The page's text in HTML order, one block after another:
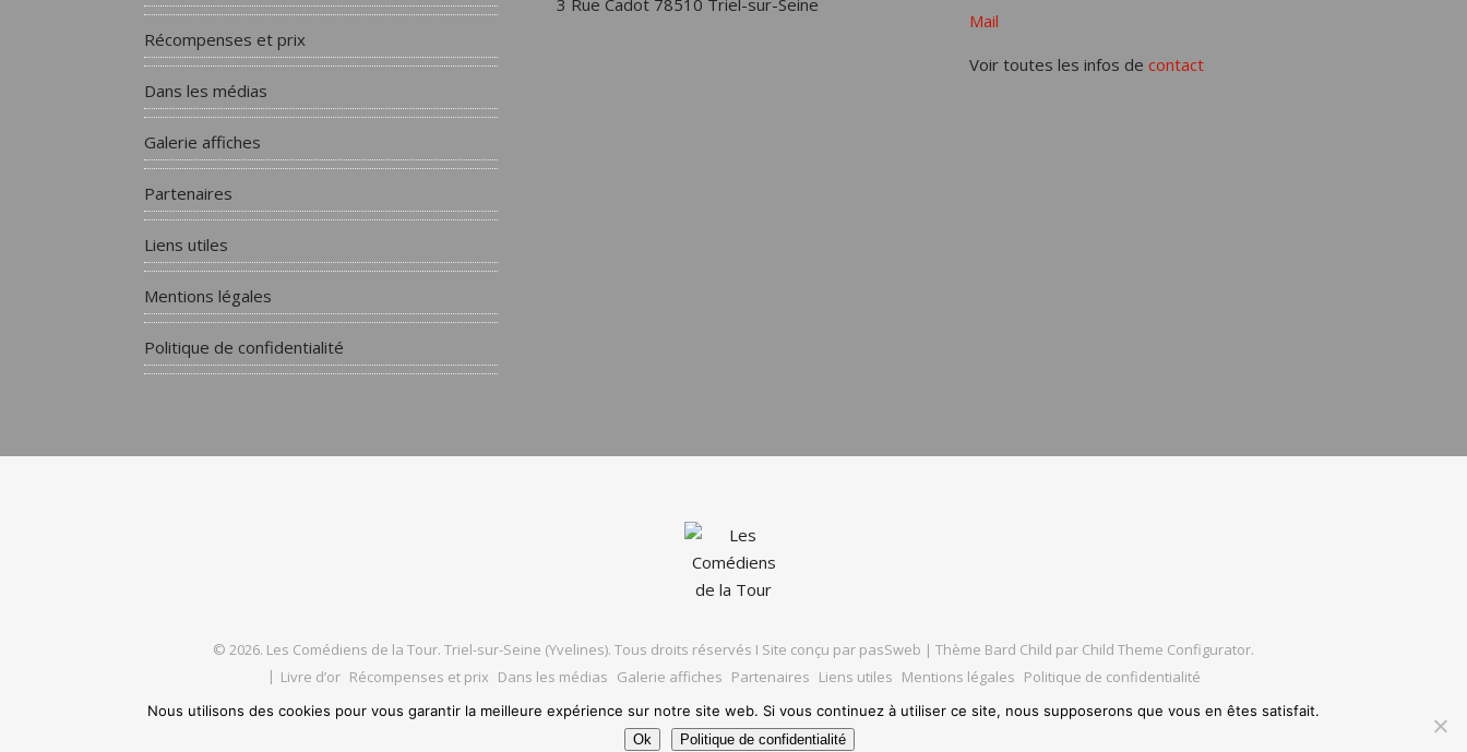
Récompenses et prix
Dans les médias
Galerie affiches
Partenaires
Liens utiles
Mentions légales
Politique de confidentialité
3 Rue Cadot 78510 Triel-sur-Seine
Mail
Voir toutes les infos de contact
© 2026. Les Comédiens de la Tour. Triel-sur-Seine (Yvelines). Tous droits réservés I Site conçu par pasSweb | Thème Bard Child par Child Theme Configurator.
Livre d’or Récompenses et prix Dans les médias Galerie affiches Partenaires Liens utiles Mentions légales Politique de confidentialité
Nous utilisons des cookies pour vous garantir la meilleure expérience sur notre site web. Si vous continuez à utiliser ce site, nous supposerons que vous en êtes satisfait.
Ok Politique de confidentialité